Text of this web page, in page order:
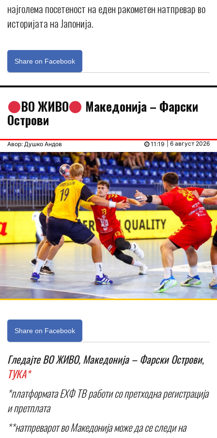
најголема посетеност на еден ракометен натпревар во
историјата на Јапонија.
Share on Facebook
ВО ЖИВО Македонија – Фарски
Острови
Авор: Душко Андов | 6 август 2026
11:19
Share on Facebook
Гледајте ВО ЖИВО, Македонија – Фарски Острови,
ТУКА*
*платформата ЕХФ ТВ работи со претходна регистрација
и претплата
**натпреварот во Македонија може да се следи на